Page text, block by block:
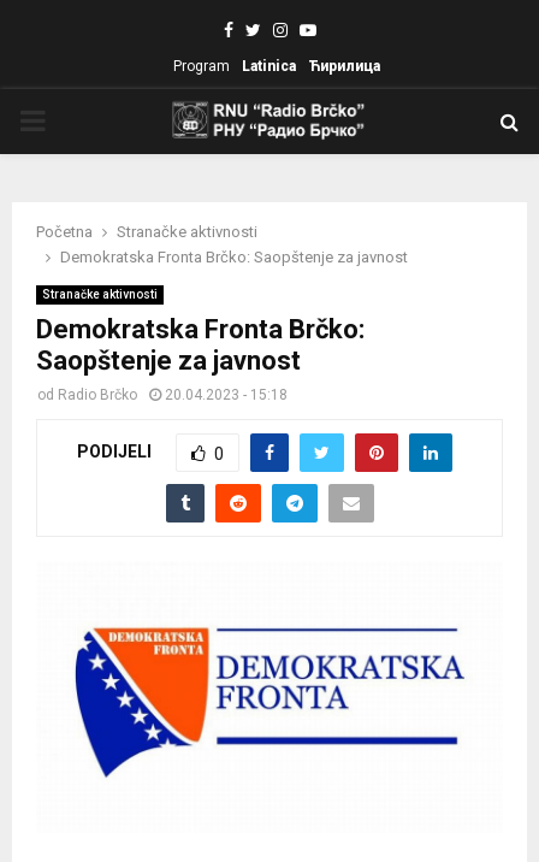
Facebook
TwitterInstagram
Youtube
Program Latinica Ћирилица
Početna
Stranačke aktivnosti
Demokratska Fronta Brčko: Saopštenje za javnost
Stranačke aktivnosti
Demokratska Fronta Brčko:
Saopštenje za javnost
od Radio Brčko 20.04.2023 - 15:18
PODIJELI 0